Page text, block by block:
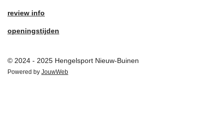
review info
openingstijden
© 2024 - 2025 Hengelsport Nieuw-Buinen
Powered by JouwWeb